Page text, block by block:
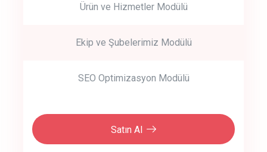
Ürün ve Hizmetler Modülü
Ekip ve Şubelerimiz Modülü
SEO Optimizasyon Modülü
Satın Al